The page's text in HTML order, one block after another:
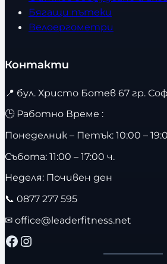
Бягащи пътеки
Велоергометри
Контакти
📍 бул. Христо Ботев 67 гр.
🕒 Работно Време :
Понеделник – Петък: 10:00 –
Събота: 11:00 – 17:00 ч.
Неделя: Почивен ден
📞 0877 277 595
✉ office@leaderfitness.net
Facebook Instagram